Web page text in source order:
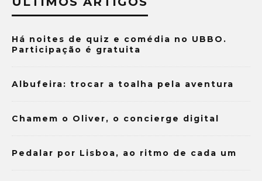
Há noites de quiz e comédia no UBBO.
Participação é gratuita
Albufeira: trocar a toalha pela aventura
Chamem o Oliver, o concierge digital
Pedalar por Lisboa, ao ritmo de cada um